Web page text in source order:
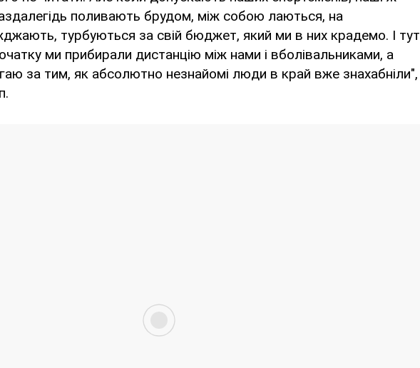
поливають брудом, між собою лаються, на
турбуються за свій бюджет, який ми в них крадемо. І тут
ми прибирали дистанцію між нами і вболівальниками, а
за тим, як абсолютно незнайомі люди в край вже знахабніли",